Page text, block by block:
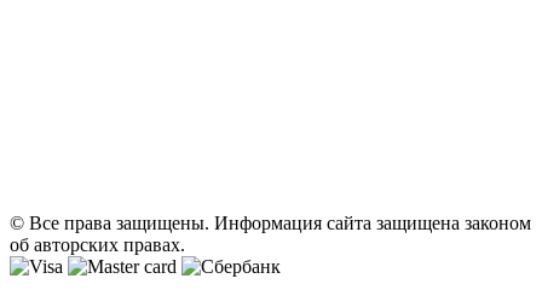
© Все права защищены. Информация сайта защищена законом
об авторских правах.